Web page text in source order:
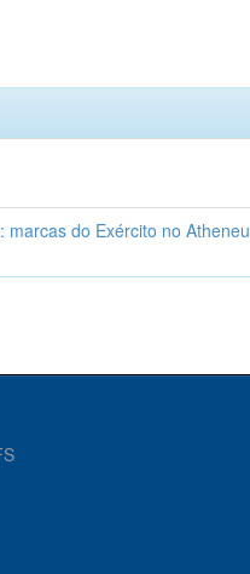
do Exército no Atheneu